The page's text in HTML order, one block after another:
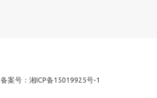
备案号：湘ICP备15019925号-1